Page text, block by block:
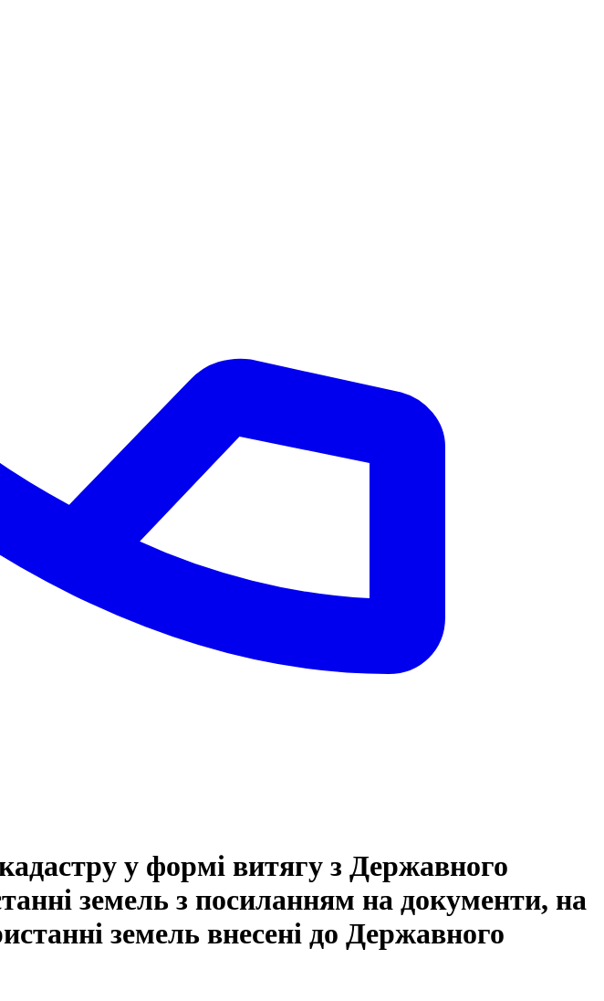
у формі витягу з Державного
земель з посиланням на документи, на
земель внесені до Державного